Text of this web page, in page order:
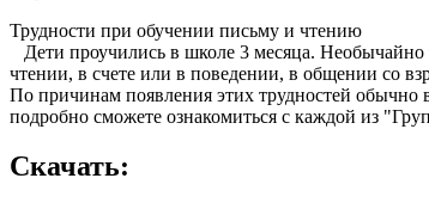
Трудности при обучении письму и чтению
Дети проучились в школе 3 месяца. Необычайно
чтении, в счете или в поведении, в общении со
По причинам появления этих трудностей обычно
подробно сможете ознакомиться с каждой из
Скачать: